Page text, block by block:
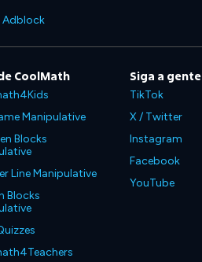
Adblock
CoolMath
Manipulative
Blocks
Line Manipulative
Blocks
Siga a gente
TikTok
X / Twitter
Instagram
Facebook
YouTube